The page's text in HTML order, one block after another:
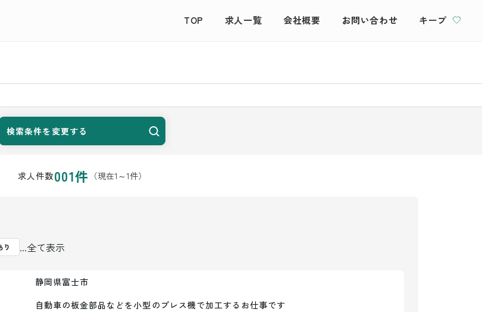
TOP 求人一覧 会社概要 お問い合わせ キープ
検索条件を変更する
求人件数001件 （現在1 ～1件）
り ...全て表示
静岡県富士市
自動車の板金部品などを小型のプレス機で加工するお仕事です